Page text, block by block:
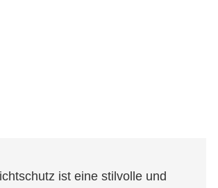
ist eine stilvolle und